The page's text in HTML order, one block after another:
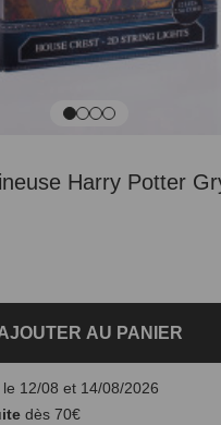
Harry Potter
AU PANIER
12/08 et 14/08/2026
dès 70€